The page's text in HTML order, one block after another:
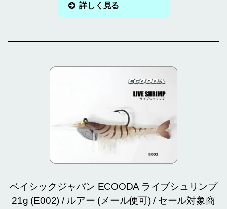
詳しく見る
ベイシックジャパン ECOODA ライブシュリンプ
21g (E002) / ルアー (メール便可) / セール対象商